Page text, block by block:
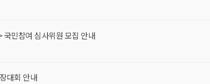
민참여 심사위원 모집 안내
대회 안내